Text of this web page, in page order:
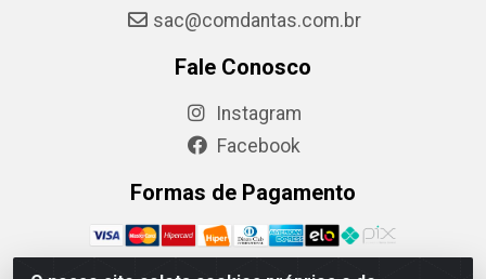
sac@comdantas.com.br
Fale Conosco
Instagram
Facebook
Formas de Pagamento